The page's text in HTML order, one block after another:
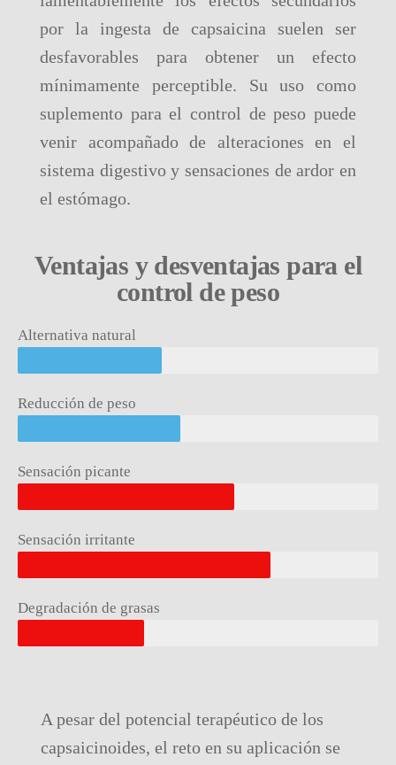
por la ingesta de capsaicina suelen ser
desfavorables para obtener un efecto
mínimamente perceptible. Su uso como
suplemento para el control de peso puede
venir acompañado de alteraciones en el
sistema digestivo y sensaciones de ardor en
el estómago.
Ventajas y desventajas para el
control de peso
Alternativa natural
Reducción de peso
Sensación picante
Sensación irritante
Degradación de grasas
A pesar del potencial terapéutico de los
capsaicinoides, el reto en su aplicación se